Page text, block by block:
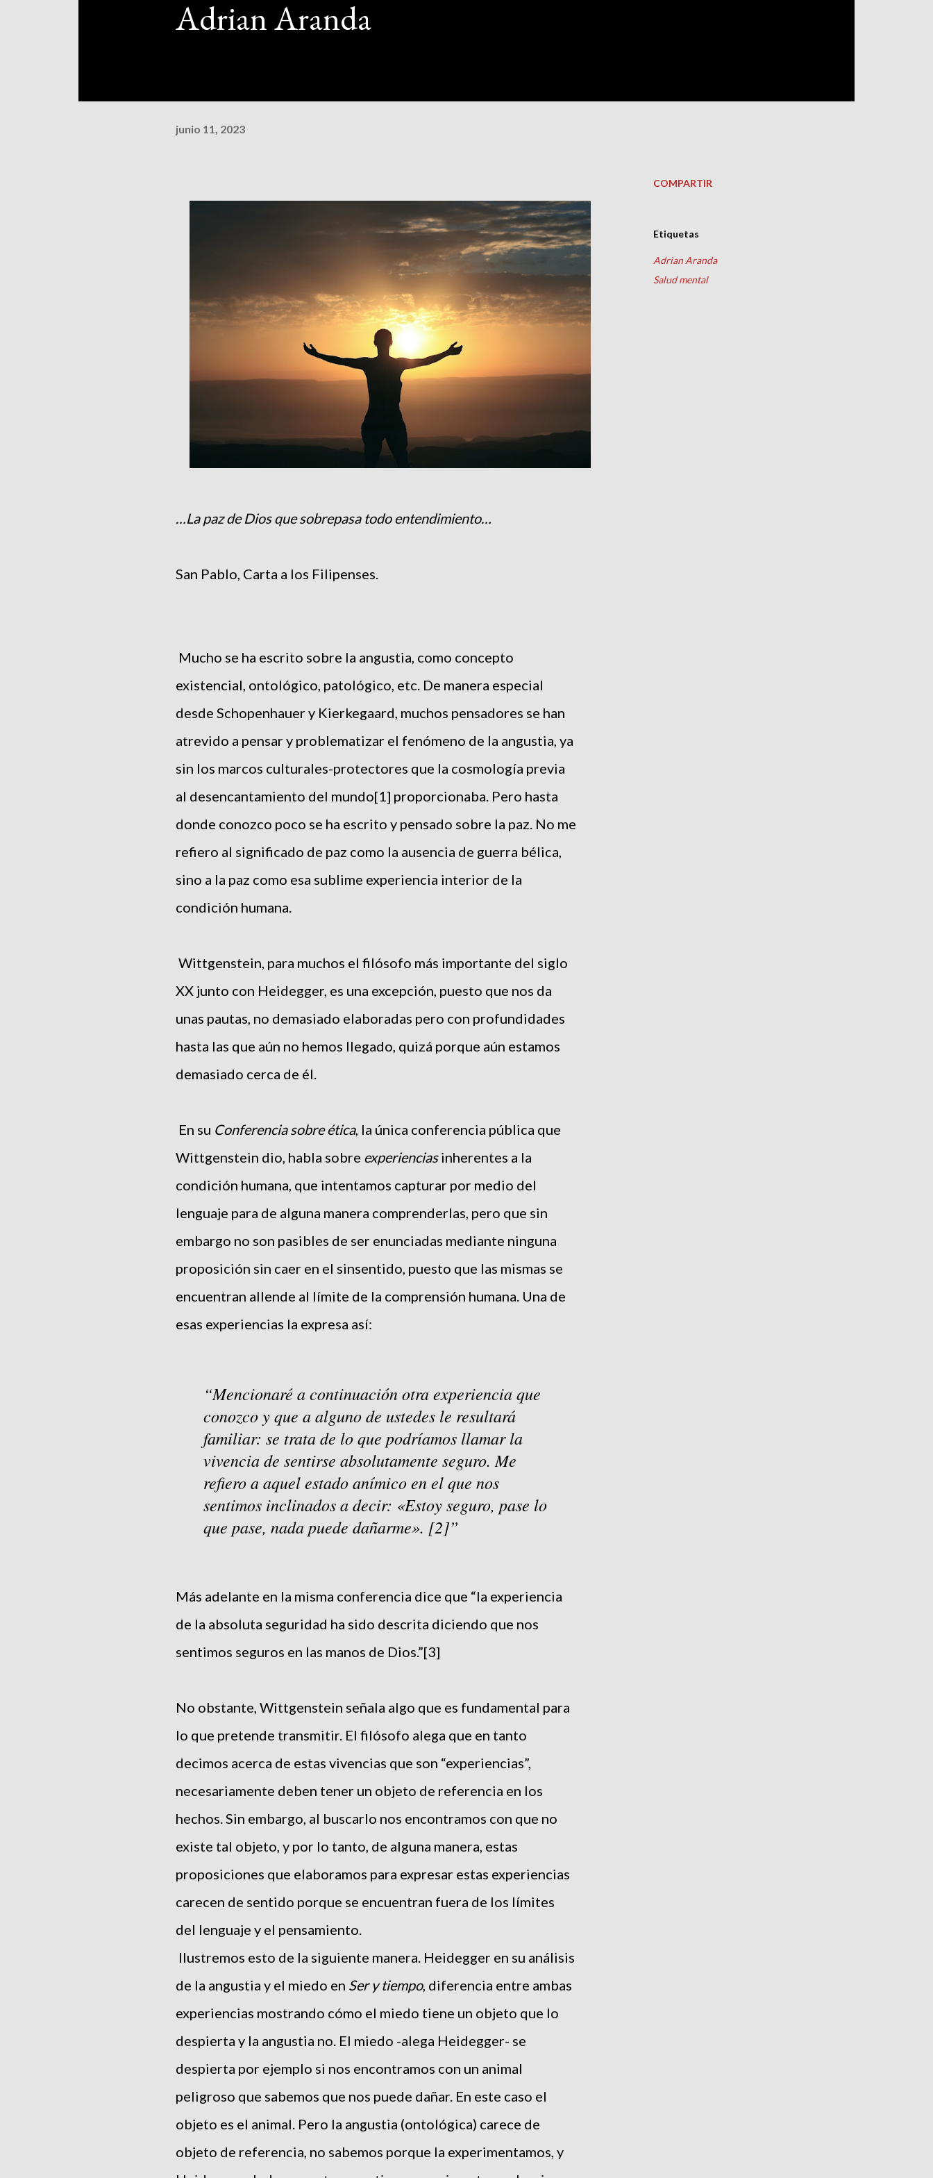
Adrian Aranda
junio 11, 2023
…La paz de Dios que sobrepasa todo entendimiento…
San Pablo, Carta a los Filipenses.
Mucho se ha escrito sobre la angustia, como concepto
existencial, ontológico, patológico, etc. De manera especial
desde Schopenhauer y Kierkegaard, muchos pensadores se han
atrevido a pensar y problematizar el fenómeno de la angustia, ya
sin los marcos culturales-protectores que la cosmología previa
al desencantamiento del mundo[1] proporcionaba. Pero hasta
donde conozco poco se ha escrito y pensado sobre la paz. No me
refiero al significado de paz como la ausencia de guerra bélica,
sino a la paz como esa sublime experiencia interior de la
condición humana.
Wittgenstein, para muchos el filósofo más importante del siglo
XX junto con Heidegger, es una excepción, puesto que nos da
unas pautas, no demasiado elaboradas pero con profundidades
hasta las que aún no hemos llegado, quizá porque aún estamos
demasiado cerca de él.
En su Conferencia sobre ética, la única conferencia pública que
Wittgenstein dio, habla sobre experienciasinherentes a la
condición humana, que intentamos capturar por medio del
lenguaje para de alguna manera comprenderlas, pero que sin
embargo no son pasibles de ser enunciadas mediante ninguna
proposición sin caer en el sinsentido, puesto que las mismas se
encuentran allende al límite de la comprensión humana. Una de
esas experiencias la expresa así:
Mencionaré a continuación otra experiencia que
conozco y que a alguno de ustedes le resultará
familiar: se trata de lo que podríamos llamar la
vivencia de sentirse absolutamente seguro. Me
refiero a aquel estado anímico en el que nos
sentimos inclinados a decir: «Estoy seguro, pase lo
que pase, nada puede dañarme». [2]
Más adelante en la misma conferencia dice que “la experiencia
de la absoluta seguridad ha sido descrita diciendo que nos
sentimos seguros en las manos de Dios.”[3]
No obstante, Wittgenstein señala algo que es fundamental para
lo que pretende transmitir. El filósofo alega que en tanto
decimos acerca de estas vivencias que son “experiencias”,
necesariamente deben tener un objeto de referencia en los
hechos. Sin embargo, al buscarlo nos encontramos con que no
existe tal objeto, y por lo tanto, de alguna manera, estas
proposiciones que elaboramos para expresar estas experiencias
carecen de sentido porque se encuentran fuera de los límites
del lenguaje y el pensamiento.
Ilustremos esto de la siguiente manera. Heidegger en su análisis
de la angustia y el miedo en Ser y tiempo, diferencia entre ambas
experiencias mostrando cómo el miedo tiene un objeto que lo
despierta y la angustia no. El miedo -alega Heidegger- se
despierta por ejemplo si nos encontramos con un animal
peligroso que sabemos que nos puede dañar. En este caso el
objeto es el animal. Pero la angustia (ontológica) carece de
objeto de referencia, no sabemos porque la experimentamos, y
COMPARTIR
Etiquetas
Adrian Aranda
Salud mental